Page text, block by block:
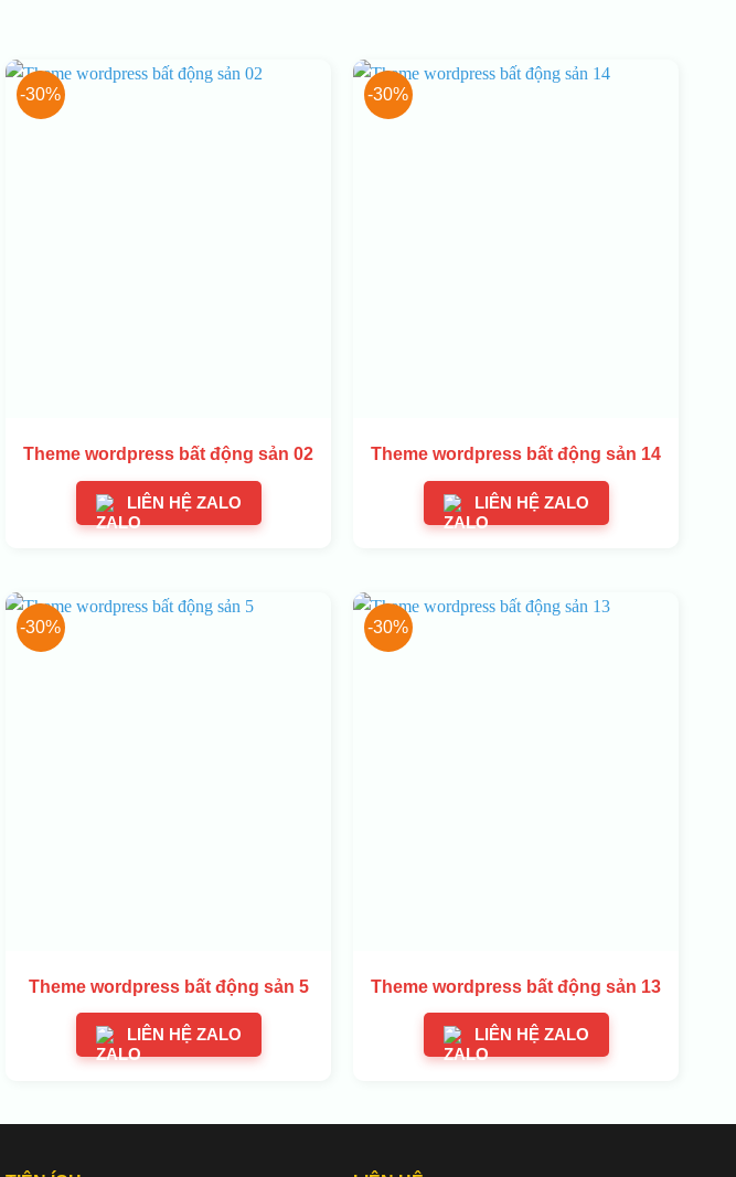
-30%
Theme wordpress bất động sản 02
LIÊN HỆ ZALO
-30%
Theme wordpress bất động sản 14
LIÊN HỆ ZALO
-30%
Theme wordpress bất động sản 5
LIÊN HỆ ZALO
-30%
Theme wordpress bất động sản 13
LIÊN HỆ ZALO